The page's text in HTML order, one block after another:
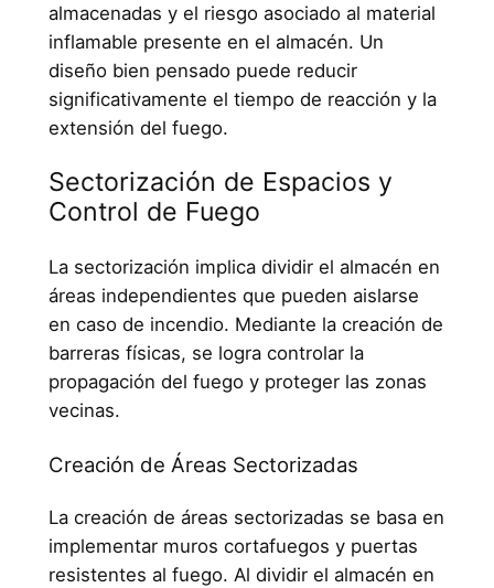
almacenadas y el riesgo asociado al material
inflamable presente en el almacén. Un
diseño bien pensado puede reducir
significativamente el tiempo de reacción y la
extensión del fuego.
Sectorización de Espacios y
Control de Fuego
La sectorización implica dividir el almacén en
áreas independientes que pueden aislarse
en caso de incendio. Mediante la creación de
barreras físicas, se logra controlar la
propagación del fuego y proteger las zonas
vecinas.
Creación de Áreas Sectorizadas
La creación de áreas sectorizadas se basa en
implementar muros cortafuegos y puertas
resistentes al fuego. Al dividir el almacén en